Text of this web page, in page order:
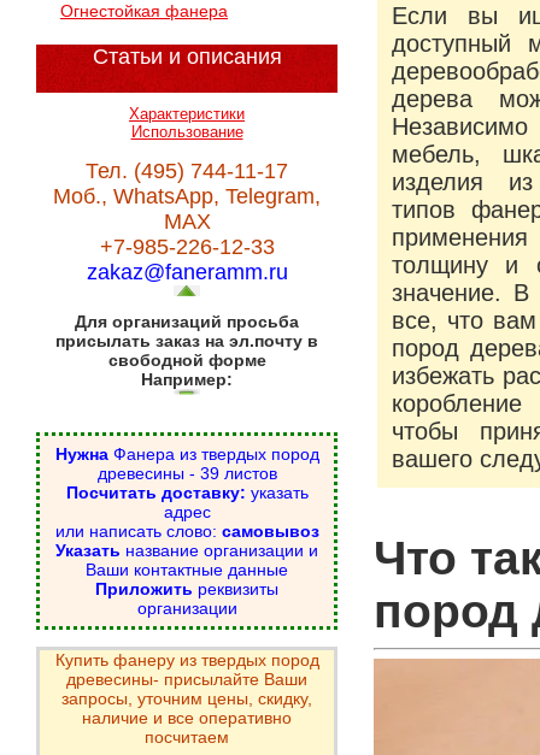
Огнестойкая фанера
Статьи и описания
Характеристики
Использование
Тел. (495) 744-11-17
Моб., WhatsApp, Telegram,
MAX
+7-985-226-12-33
zakaz@faneramm.ru
Для организаций просьба
присылать заказ на эл.почту в
свободной форме
Например:
НужнаФанера из твердых пород
древесины - 39 листов
Посчитать доставку: указать
адрес
или написать слово: самовывоз
Указать название организации и
Ваши контактные данные
Приложить реквизиты
организации
Купить фанеру из твердых пород
древесины- присылайте Ваши
запросы, уточним цены, скидку,
наличие и все оперативно
посчитаем
Если вы
доступный
дерева
мебель,
изделия
типов
толщину и
значение. В
все, что
пород
избежать
чтобы
вашего
Что
пород